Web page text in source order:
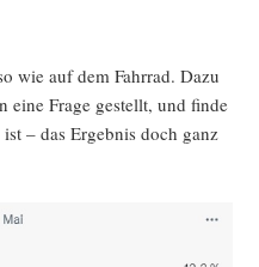
wie auf dem Fahr­rad. Dazu
eine Fra­ge gestellt, und fin­de
– das Ergeb­nis doch ganz